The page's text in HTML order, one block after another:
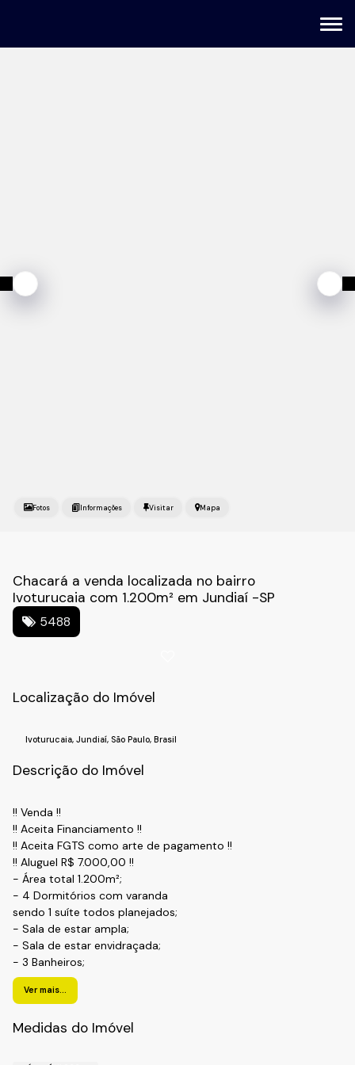
Fotos Mapa
Chacará a venda localizada no bairro
Ivoturucaia com 1.200m² em Jundiaí -SP
5488
Localização do Imóvel
Ivoturucaia,Jundiaí, São Paulo,Brasil
Descrição do Imóvel
!! Venda !!
!! Aceita Financiamento !!
!! Aceita FGTS como arte de pagamento !!
!! Aluguel R$ 7.000,00 !!
- Área total 1.200m²;
- 4 Dormitórios com varanda
sendo 1 suíte todos planejados;
- Sala de estar ampla;
- Sala de estar envidraçada;
- 3 Banheiros;
- 1 Lavabo;
- Cozinha repleta de planejados;
- Área gourmet com churrasqueira a carvão;
- Garagem para 2 autos cobertas e 08 vagas descoberta;
Ver mais...
Medidas do Imóvel